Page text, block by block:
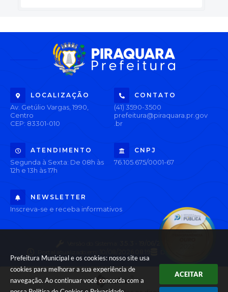
Prefeitura Municipal e os cookies: nosso site usa
cookies para melhorar a sua experiência de
navegação. Ao continuar você concorda com a
ACEITAR
LOCALIZAÇÃO
Av. Getúlio Vargas, 1990,
Centro
CEP: 83301-010
CONTATO
(41) 3590-3500
prefeitura@piraquara.pr.gov
.br
ATENDIMENTO
Segunda à Sexta: De 08h às
12h e 13h às 17h
CNPJ
76.105.675/0001-67
NEWSLETTER
Inscreva-se e receba informativos